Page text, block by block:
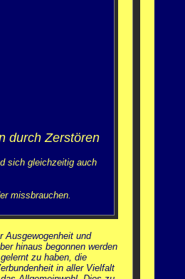
durch Zerstören
sich gleichzeitig auch
missbrauchen.
Ausgewogenheit und
hinaus begonnen werden
zu haben, die
in aller Vielfalt